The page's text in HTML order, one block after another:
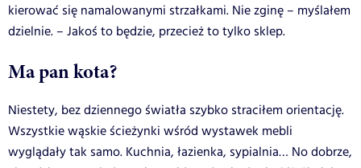
kierować się namalowanymi strzałkami. Nie zginę – myślałem
dzielnie. – Jakoś to będzie, przecież to tylko sklep.
Ma pan kota?
Niestety, bez dziennego światła szybko straciłem orientację.
Wszystkie wąskie ścieżynki wśród wystawek mebli
wyglądały tak samo. Kuchnia, łazienka, sypialnia… No dobrze,